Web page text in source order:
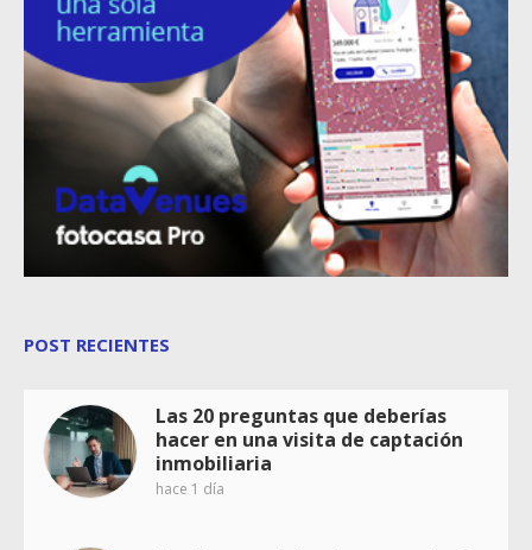
POST RECIENTES
Las 20 preguntas que deberías
hacer en una visita de captación
inmobiliaria
hace 1 día